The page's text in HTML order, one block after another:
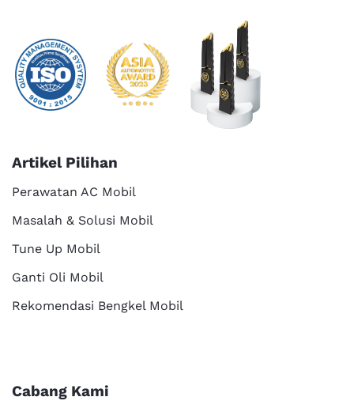
Artikel Pilihan
Perawatan AC Mobil
Masalah & Solusi Mobil
Tune Up Mobil
Ganti Oli Mobil
Rekomendasi Bengkel Mobil
Cabang Kami